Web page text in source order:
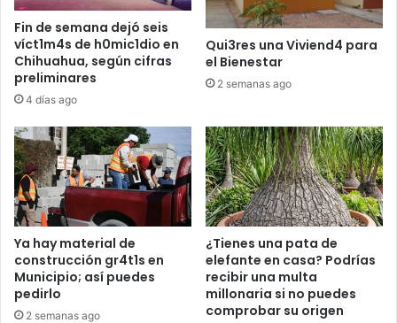
Fin de semana dejó seis
víct1m4s de h0mic1dio en
Chihuahua, según cifras
preliminares
4 días ago
Qui3res una Viviend4 para
el Bienestar
2 semanas ago
Ya hay material de
construcción gr4t1s en
Municipio; así puedes
pedirlo
2 semanas ago
¿Tienes una pata de
elefante en casa? Podrías
recibir una multa
millonaria si no puedes
comprobar su origen